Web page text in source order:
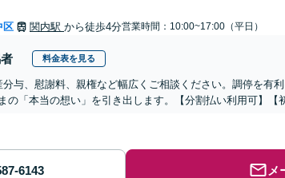
区 関内駅 から徒歩4分営業時間：10:00~17:00（平日）
料金表を見る
分与、慰謝料、親権など幅広くご相談ください。調停を有
の「本当の想い」を引き出します。【分割払い利用可】【
メ